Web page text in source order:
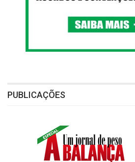
PUBLICAÇÕES